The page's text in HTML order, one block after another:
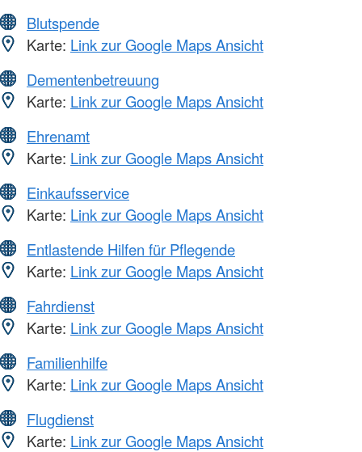
Blutspende
Karte: Link zur Google Maps Ansicht
Dementenbetreuung
Karte: Link zur Google Maps Ansicht
Ehrenamt
Karte: Link zur Google Maps Ansicht
Einkaufsservice
Karte: Link zur Google Maps Ansicht
Entlastende Hilfen für Pflegende
Karte: Link zur Google Maps Ansicht
Fahrdienst
Karte: Link zur Google Maps Ansicht
Familienhilfe
Karte: Link zur Google Maps Ansicht
Flugdienst
Karte: Link zur Google Maps Ansicht